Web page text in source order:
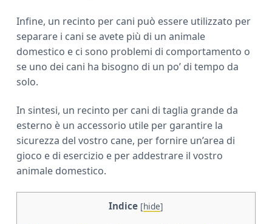
Infine, un recinto per cani può essere utilizzato per
separare i cani se avete più di un animale
domestico e ci sono problemi di comportamento o
se uno dei cani ha bisogno di un po’ di tempo da
solo.
In sintesi, un recinto per cani di taglia grande da
esterno è un accessorio utile per garantire la
sicurezza del vostro cane, per fornire un’area di
gioco e di esercizio e per addestrare il vostro
animale domestico.
Indice [hide]